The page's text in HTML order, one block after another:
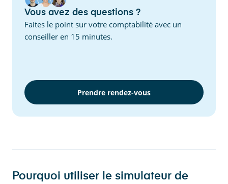
Vous avez des questions ?
Faites le point sur votre comptabilité avec un
conseiller en 15 minutes.
Prendre rendez-vous
Pourquoi utiliser le simulateur de